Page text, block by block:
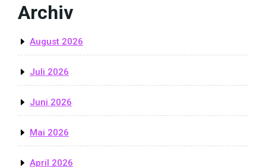
Archiv
August 2026
Juli 2026
Juni 2026
Mai 2026
April 2026